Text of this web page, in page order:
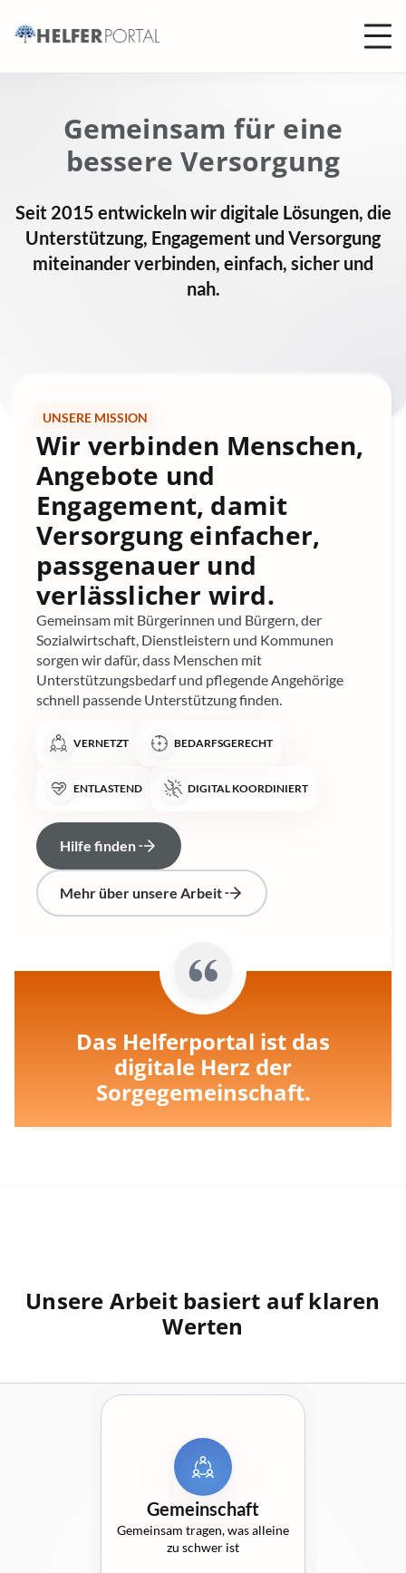
Gemeinsam für eine
bessere Versorgung
Seit 2015 entwickeln wir digitale Lösungen, die
Unterstützung, Engagement und Versorgung
miteinander verbinden, einfach, sicher und
nah.
UNSERE MISSION
Wir verbinden Menschen,
Angebote und
Engagement, damit
Versorgung einfacher,
passgenauer und
verlässlicher wird.
Gemeinsam mit Bürgerinnen und Bürgern, der
Sozialwirtschaft, Dienstleistern und Kommunen
sorgen wir dafür, dass Menschen mit
Unterstützungsbedarf und pflegende Angehörige
schnell passende Unterstützung finden.
VERNETZT BEDARFSGERECHT
ENTLASTEND DIGITAL KOORDINIERT
Hilfe finden
Mehr über unsere Arbeit
Das Helferportal ist das
digitale Herz der
Sorgegemeinschaft.
Unsere Arbeit basiert auf klaren
Werten
Gemeinschaft
Gemeinsam tragen, was alleine
zu schwer ist